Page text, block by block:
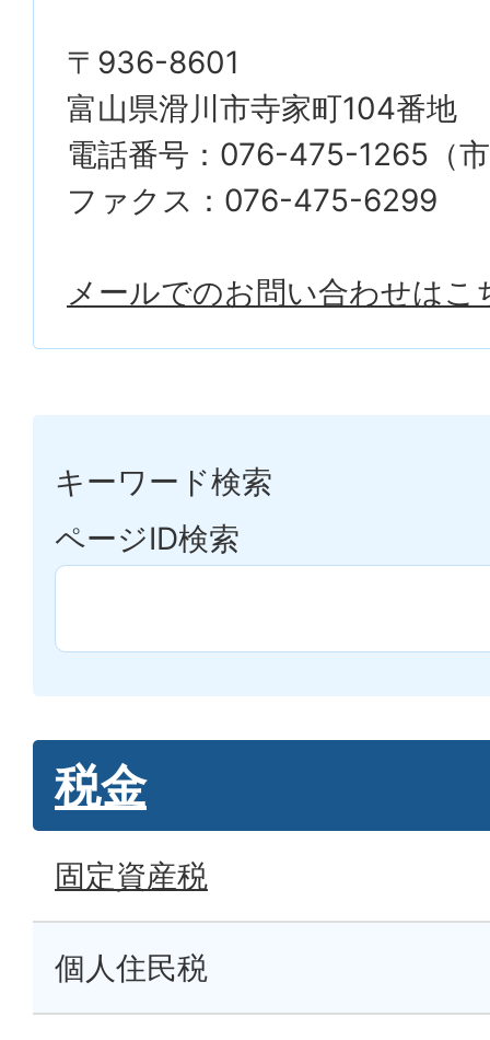
〒936-8601
富山県滑川市寺家町104番地
電話番号：076-475-1265（
ファクス：076-475-6299
メールでのお問い合わせはこ
キーワード検索
ページID検索
税金
固定資産税
個人住民税